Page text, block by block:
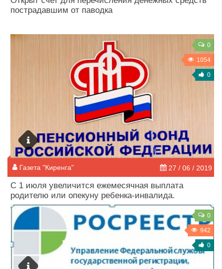
пострадавшим от паводка
0
1054
0
Газета "Киренга" 27 / 06 / 2019
С 1 июля увеличится ежемесячная выплата
родителю или опекуну ребенка-инвалида.
0
942
0